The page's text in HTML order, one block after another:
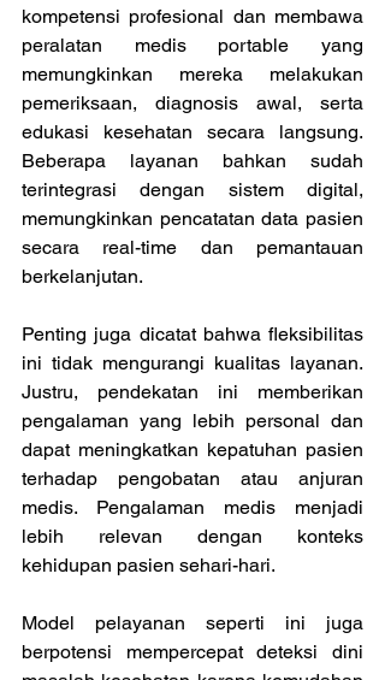
kompetensi profesional dan membawa
peralatan medis portable yang
memungkinkan mereka melakukan
pemeriksaan, diagnosis awal, serta
edukasi kesehatan secara langsung.
Beberapa layanan bahkan sudah
terintegrasi dengan sistem digital,
memungkinkan pencatatan data pasien
secara real-time dan pemantauan
berkelanjutan.
Penting juga dicatat bahwa fleksibilitas
ini tidak mengurangi kualitas layanan.
Justru, pendekatan ini memberikan
pengalaman yang lebih personal dan
dapat meningkatkan kepatuhan pasien
terhadap pengobatan atau anjuran
medis. Pengalaman medis menjadi
lebih relevan dengan konteks
kehidupan pasien sehari-hari.
Model pelayanan seperti ini juga
berpotensi mempercepat deteksi dini